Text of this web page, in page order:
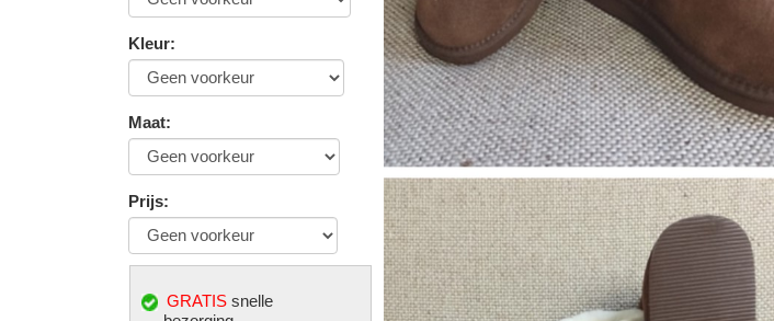
Kleur:
Maat:
Prijs:
GRATIS snelle